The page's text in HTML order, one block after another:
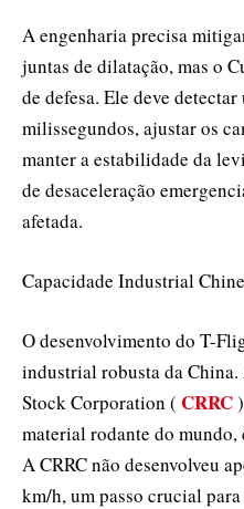
A engenharia precisa
juntas de dilatação, mas o
de defesa. Ele deve
milissegundos, ajustar os
manter a estabilidade da
de desaceleração
afetada.
Capacidade Industrial
O desenvolvimento do T-
industrial robusta da
Stock Corporation ( CRRC
material rodante do mundo,
A CRRC não desenvolveu
km/h, um passo crucial